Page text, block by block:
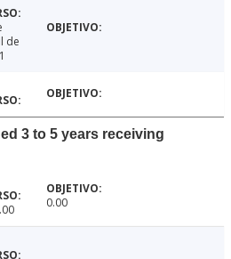
de
3 to 5 years receiving
0.00